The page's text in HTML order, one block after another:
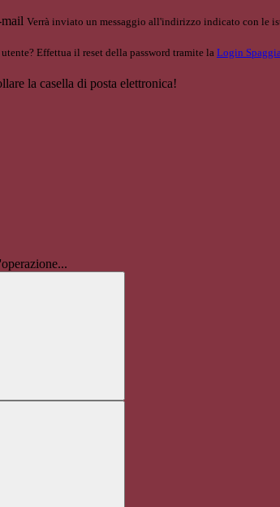
Verrà inviato un messaggio all'indirizzo indicato con le
Effettua il reset della password tramite la Login
la casella di posta elettronica!